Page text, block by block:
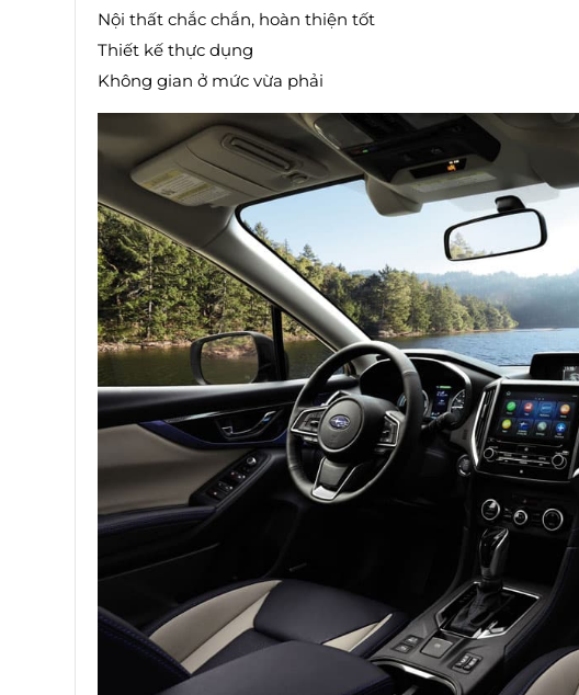
Nội thất chắc chắn, hoàn thiện tốt
Thiết kế thực dụng
Không gian ở mức vừa phải